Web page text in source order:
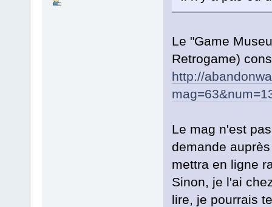
Le "Game
Retrogame)
http://
Le mag n'est
demande
mettra en ligne
Sinon, je l'ai
lire, je pourrais